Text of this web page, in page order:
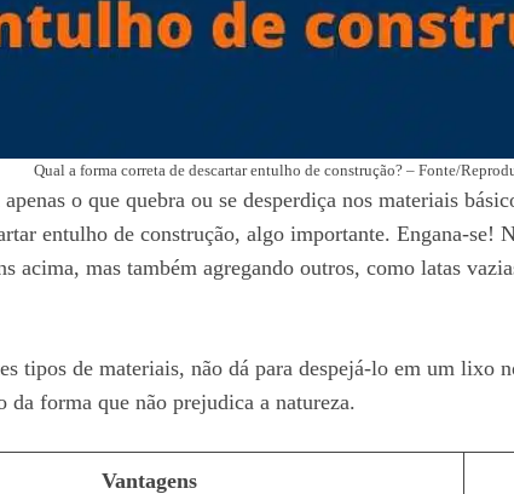
Qual a forma correta de descartar entulho de construção? – Fonte/
o que quebra ou se desperdiça nos materiais
entulho de construção, algo importante. Engana-
acima, mas também agregando outros, como latas
tipos de materiais, não dá para despejá-lo em um lixo
da forma que não prejudica a natureza.
Vantagens